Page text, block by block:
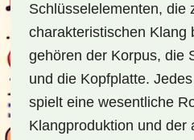
Schlüsselelementen, die
charakteristischen Klang
gehören der Korpus, die
und die Kopfplatte.
spielt eine wesentliche
Klangproduktion und der